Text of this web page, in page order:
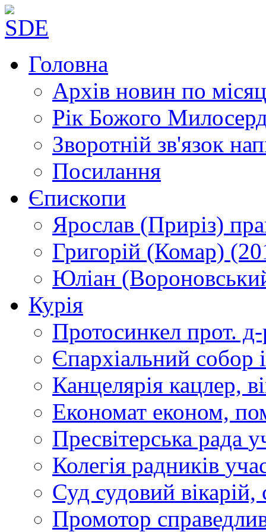
Головна
Архів новин по
Рік Божого
Зворотній зв'язок
Посилання
Єпископи
Ярослав (Приріз)
Григорій (Комар)
Юліан
Курія
Протосинкел прот.
Єпархіальний собор
Канцелярія кацлер,
Економат економ,
Пресвітерська рада
Колегія радників
Суд судовий вікарій,
Промотор